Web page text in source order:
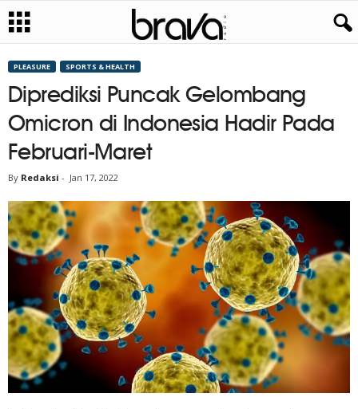
PLEASURE SPORTS & HEALTH
Diprediksi Puncak Gelombang
Omicron di Indonesia Hadir Pada
Februari-Maret
By Redaksi - Jan 17, 2022